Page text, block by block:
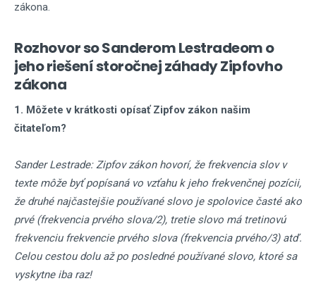
zákona.
Rozhovor so Sanderom Lestradeom o
jeho riešení storočnej záhady Zipfovho
zákona
1. Môžete v krátkosti opísať Zipfov zákon našim
čitateľom?
Sander Lestrade: Zipfov zákon hovorí, že frekvencia slov v
texte môže byť popísaná vo vzťahu k jeho frekvenčnej pozícii,
že druhé najčastejšie používané slovo je spolovice časté ako
prvé (frekvencia prvého slova/2), tretie slovo má tretinovú
frekvenciu frekvencie prvého slova (frekvencia prvého/3) atď.
Celou cestou dolu až po posledné používané slovo, ktoré sa
vyskytne iba raz!